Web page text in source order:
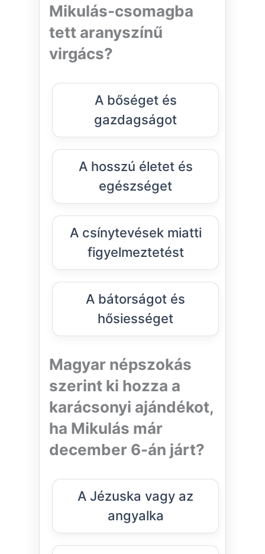
Mikulás-csomagba
tett aranyszínű
virgács?
A bőséget és
gazdagságot
A hosszú életet és
egészséget
A csínytevések miatti
figyelmeztetést
A bátorságot és
hősiességet
Magyar népszokás
szerint ki hozza a
karácsonyi ajándékot,
ha Mikulás már
december 6-án járt?
A Jézuska vagy az
angyalka